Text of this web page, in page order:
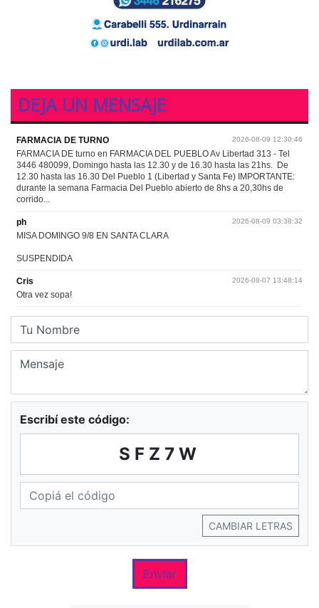
DEJA UN MENSAJE
Escribí este código:
SFZ7W
CAMBIAR LETRAS